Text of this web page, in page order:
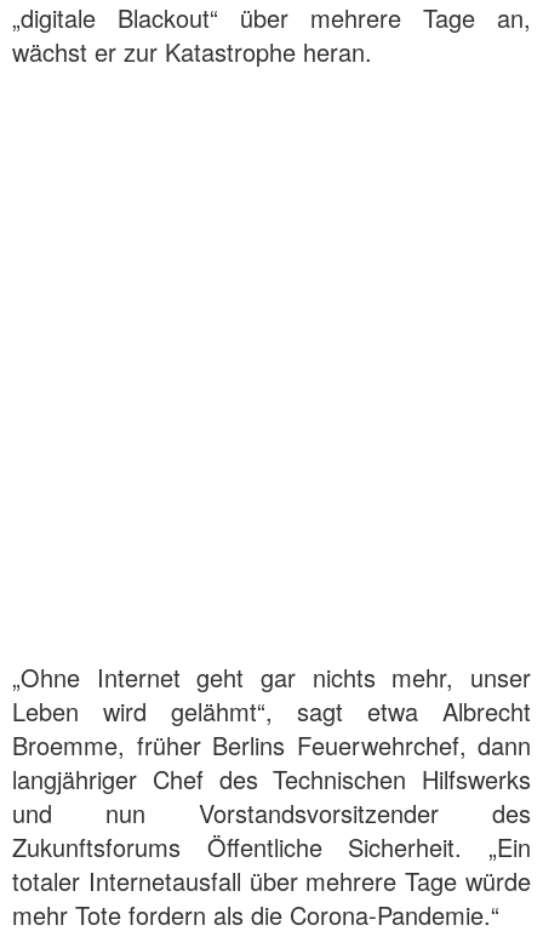
„digitale Blackout“ über mehrere Tage an,
wächst er zur Katastrophe heran.
„Ohne Internet geht gar nichts mehr, unser
Leben wird gelähmt“, sagt etwa Albrecht
Broemme, früher Berlins Feuerwehrchef, dann
langjähriger Chef des Technischen Hilfswerks
und nun Vorstandsvorsitzender des
Zukunftsforums Öffentliche Sicherheit. „Ein
totaler Internetausfall über mehrere Tage würde
mehr Tote fordern als die Corona-Pandemie.“